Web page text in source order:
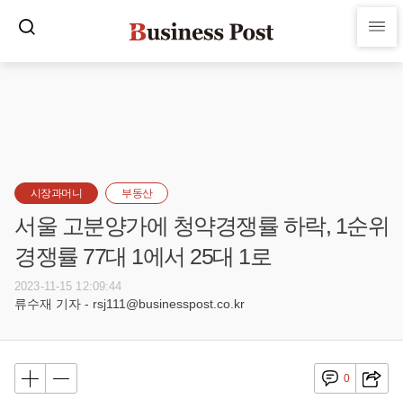
시장과머니 부동산
서울 고분양가에 청약경쟁률 하락, 1순위
경쟁률 77대 1에서 25대 1로
2023-11-15 12:09:44
류수재 기자 - rsj111@businesspost.co.kr
0